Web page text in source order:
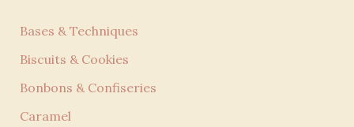
Bases & Techniques
Biscuits & Cookies
Bonbons & Confiseries
Caramel